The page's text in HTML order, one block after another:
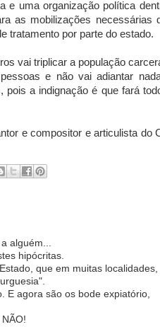
e uma organização política
as mobilizações necessárias
tratamento por parte do estado.
vai triplicar a população
e não vai adiantar
a indignação é que fará
e compositor e articulista do
alguém...
hipócritas.
que em muitas localidades,
E agora são os bode expiatório,